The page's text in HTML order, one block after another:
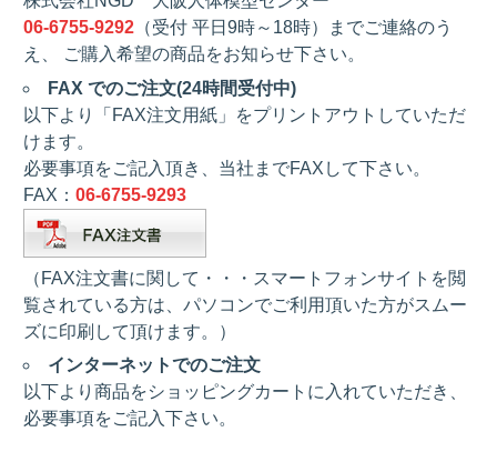
06-6755-9292 （受付 平日9時～18時）までご連絡のう
え、 ご購入希望の商品をお知らせ下さい。
FAX でのご注文(24時間受付中)
以下より「FAX注文用紙」をプリントアウトしていただ
けます。
必要事項をご記入頂き、当社までFAXして下さい。
FAX：06-6755-9293
（FAX注文書に関して・・・スマートフォンサイトを閲
覧されている方は、パソコンでご利用頂いた方がスムー
ズに印刷して頂けます。）
インターネットでのご注文
以下より商品をショッピングカートに入れていただき、
必要事項をご記入下さい。